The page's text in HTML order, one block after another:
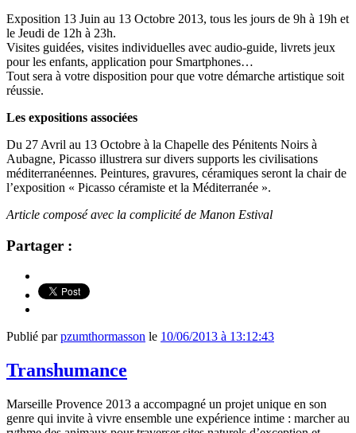
Exposition 13 Juin au 13 Octobre 2013, tous les jours de 9h à 19h et
le Jeudi de 12h à 23h.
Visites guidées, visites individuelles avec audio-guide, livrets jeux
pour les enfants, application pour Smartphones…
Tout sera à votre disposition pour que votre démarche artistique soit
réussie.
Les expositions associées
Du 27 Avril au 13 Octobre à la Chapelle des Pénitents Noirs à
Aubagne, Picasso illustrera sur divers supports les civilisations
méditerranéennes. Peintures, gravures, céramiques seront la chair de
l’exposition « Picasso céramiste et la Méditerranée ».
Article composé avec la complicité de Manon Estival
Partager :
Publié parpzumthormasson le 10/06/2013 à 13:12:43
Transhumance
Marseille Provence 2013 a accompagné un projet unique en son
genre qui invite à vivre ensemble une expérience intime : marcher au